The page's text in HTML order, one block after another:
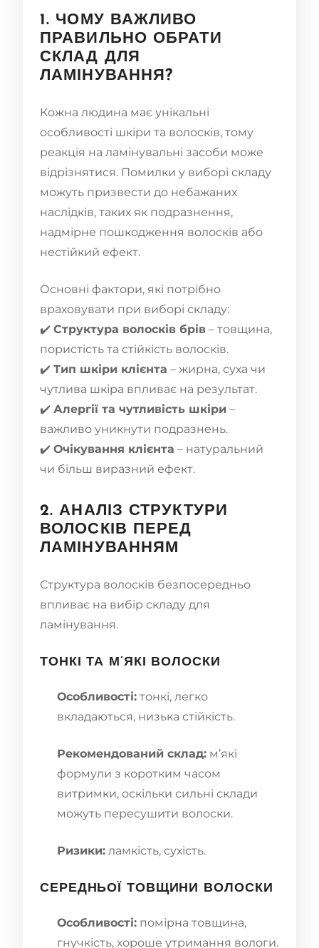
1. ЧОМУ ВАЖЛИВО
ПРАВИЛЬНО ОБРАТИ
СКЛАД ДЛЯ
ЛАМІНУВАННЯ?
Кожна людина має унікальні
особливості шкіри та волосків, тому
реакція на ламінувальні засоби може
відрізнятися. Помилки у виборі складу
можуть призвести до небажаних
наслідків, таких як подразнення,
надмірне пошкодження волосків або
нестійкий ефект.
Основні фактори, які потрібно
враховувати при виборі складу:
✔️ Структура волосків брів – товщина,
пористість та стійкість волосків.
✔️ Тип шкіри клієнта – жирна, суха чи
чутлива шкіра впливає на результат.
✔️ Алергії та чутливість шкіри –
важливо уникнути подразнень.
✔️ Очікування клієнта – натуральний
чи більш виразний ефект.
2. АНАЛІЗ СТРУКТУРИ
ВОЛОСКІВ ПЕРЕД
ЛАМІНУВАННЯМ
Структура волосків безпосередньо
впливає на вибір складу для
ламінування.
ТОНКІ ТА М’ЯКІ ВОЛОСКИ
Особливості: тонкі, легко
вкладаються, низька стійкість.
Рекомендований склад: м’які
формули з коротким часом
витримки, оскільки сильні склади
можуть пересушити волоски.
Ризики: ламкість, сухість.
СЕРЕДНЬОЇ ТОВЩИНИ ВОЛОСКИ
Особливості: помірна товщина,
гнучкість, хороше утримання вологи.